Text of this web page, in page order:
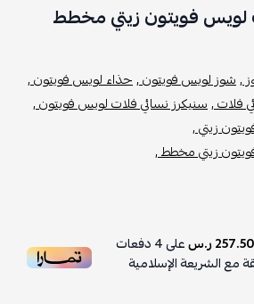
لويس فويتون زيتي مخطط
,شوز لويس فويتون ,حذاء لويس فويتون ,
فلات ,سنيكرز نسائي فلات لويس فويتون ,
زيتي ,
زيتي مخطط ,
257.50 ر.س على4دفعات
مع الشريعة الإسلامية